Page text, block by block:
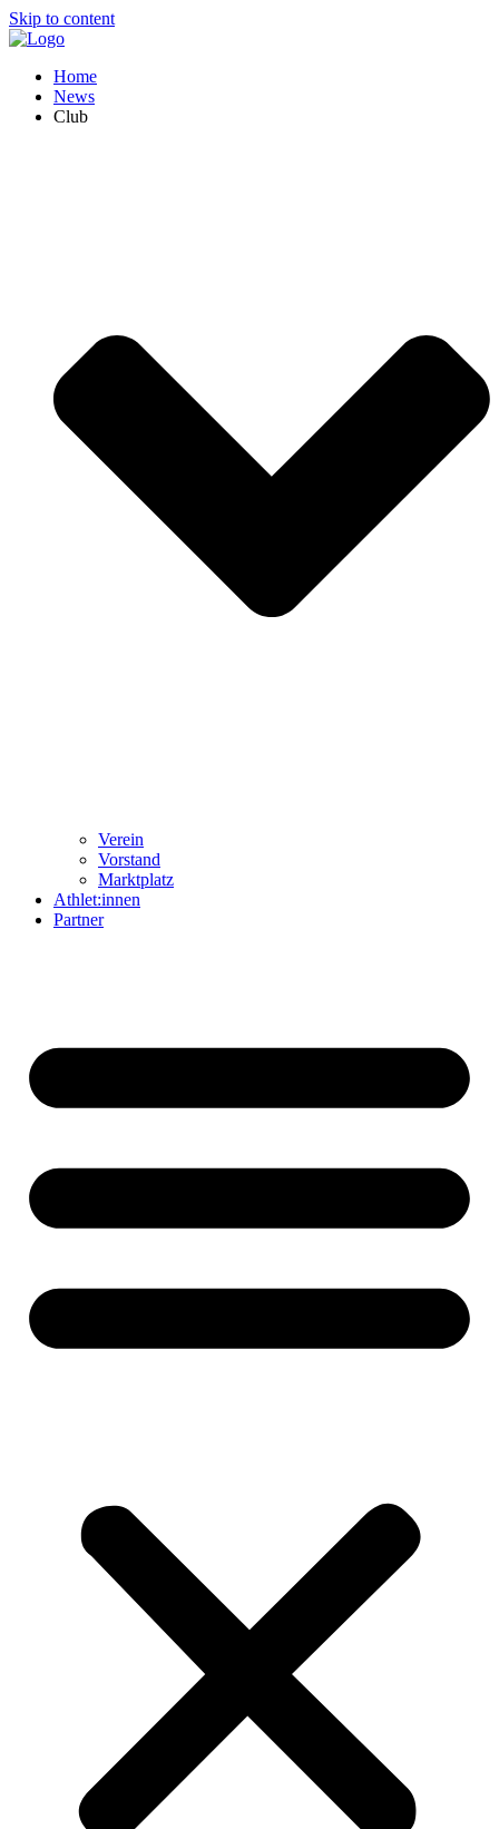
Skip to content
Home
News
Club
Ver­ein
Vor­stand
Markt­platz
Athlet:innen
Part­ner